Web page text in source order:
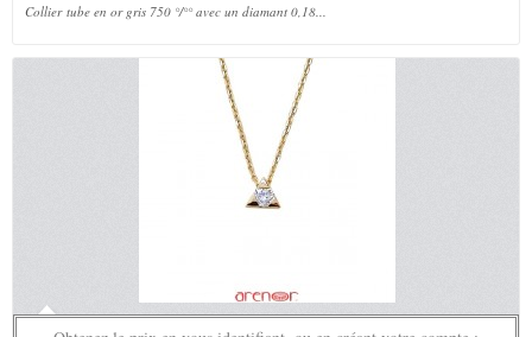
Collier tube en or gris 750 °/°° avec un diamant 0,18...